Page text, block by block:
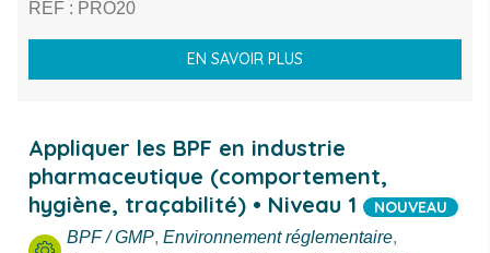
REF : PRO20
EN SAVOIR PLUS
Appliquer les BPF en industrie
pharmaceutique (comportement,
hygiène, traçabilité) • Niveau 1
NOUVEAU
BPF / GMP, Environnement réglementaire,